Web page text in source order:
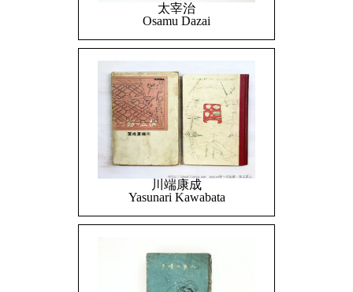
太宰治
Osamu Dazai
川端康成
Yasunari Kawabata